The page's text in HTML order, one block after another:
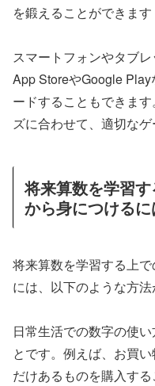
を鍛えることができます
スマートフォンやタブレ
App StoreやGoogle
ードすることもできま
ズに合わせて、適切なゲ
将来算数を学習
から身につける
将来算数を学習する上
には、以下のような方法
日常生活での数字の使
とです。例えば、お買
だけあるものを購入す